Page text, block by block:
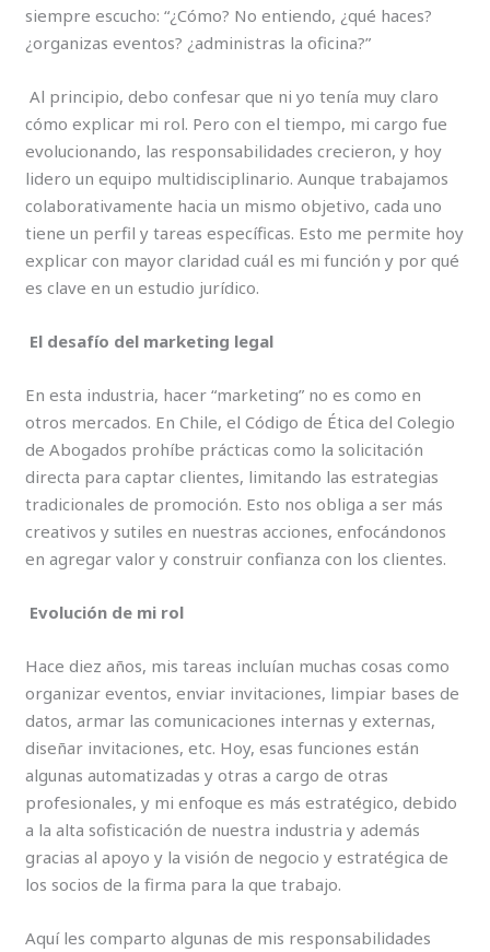
siempre escucho: “¿Cómo? No entiendo, ¿qué haces?
¿organizas eventos? ¿administras la oficina?”
Al principio, debo confesar que ni yo tenía muy claro
cómo explicar mi rol. Pero con el tiempo, mi cargo fue
evolucionando, las responsabilidades crecieron, y hoy
lidero un equipo multidisciplinario. Aunque trabajamos
colaborativamente hacia un mismo objetivo, cada uno
tiene un perfil y tareas específicas. Esto me permite hoy
explicar con mayor claridad cuál es mi función y por qué
es clave en un estudio jurídico.
El desafío del marketing legal
En esta industria, hacer “marketing” no es como en
otros mercados. En Chile, el Código de Ética del Colegio
de Abogados prohíbe prácticas como la solicitación
directa para captar clientes, limitando las estrategias
tradicionales de promoción. Esto nos obliga a ser más
creativos y sutiles en nuestras acciones, enfocándonos
en agregar valor y construir confianza con los clientes.
Evolución de mi rol
Hace diez años, mis tareas incluían muchas cosas como
organizar eventos, enviar invitaciones, limpiar bases de
datos, armar las comunicaciones internas y externas,
diseñar invitaciones, etc. Hoy, esas funciones están
algunas automatizadas y otras a cargo de otras
profesionales, y mi enfoque es más estratégico, debido
a la alta sofisticación de nuestra industria y además
gracias al apoyo y la visión de negocio y estratégica de
los socios de la firma para la que trabajo.
Aquí les comparto algunas de mis responsabilidades